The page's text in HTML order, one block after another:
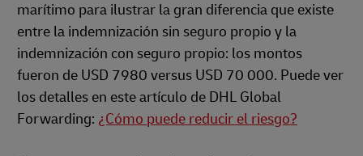
marítimo para ilustrar la gran diferencia que existe
entre la indemnización sin seguro propio y la
indemnización con seguro propio: los montos
fueron de USD 7980 versus USD 70 000. Puede ver
los detalles en este artículo de DHL Global
Forwarding: ¿Cómo puede reducir el riesgo?